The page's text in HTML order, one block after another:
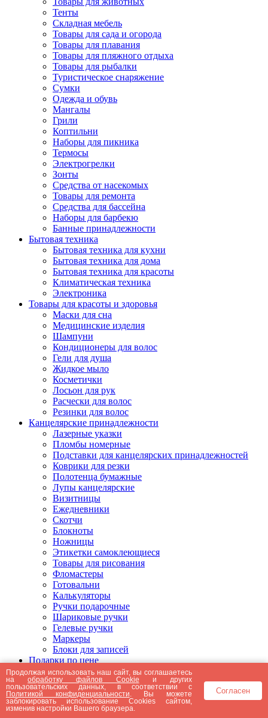
Тенты
Складная мебель
Товары для сада и огорода
Товары для плавания
Товары для пляжного отдыха
Товары для рыбалки
Туристическое снаряжение
Сумки
Одежда и обувь
Мангалы
Грили
Коптильни
Наборы для пикника
Термосы
Электрогрелки
Зонты
Средства от насекомых
Товары для ремонта
Средства для бассейна
Наборы для барбекю
Банные принадлежности
Бытовая техника
Бытовая техника для кухни
Бытовая техника для дома
Бытовая техника для красоты
Климатическая техника
Электроника
Товары для красоты и здоровья
Маски для сна
Медицинские изделия
Шампуни
Кондиционеры для волос
Гели для душа
Жидкое мыло
Косметички
Лосьон для рук
Расчески для волос
Резинки для волос
Канцелярские принадлежности
Лазерные указки
Пломбы номерные
Подставки для канцелярских принадлежностей
Коврики для резки
Полотенца бумажные
Лупы канцелярские
Визитницы
Ежедневники
Скотчи
Блокноты
Ножницы
Этикетки самоклеющиеся
Товары для рисования
Фломастеры
Готовальни
Калькуляторы
Ручки подарочные
Шариковые ручки
Гелевые ручки
Маркеры
Блоки для записей
Подарки по цене
Подарки от 5000 рублей
Подарки до 5000 рублей
Подарки до 3000 рублей
Подарки до 2000 рублей
Подарки до 1000 рублей
Продолжая использовать наш сайт, вы соглашаетесь
наобработку файлов Cookie и других
пользовательских данных, в соответствии с
Политикой конфиденциальности . Вы можете
заблокировать использование Cookies сайтом,
изменив настройки Вашего браузера.
Согласен